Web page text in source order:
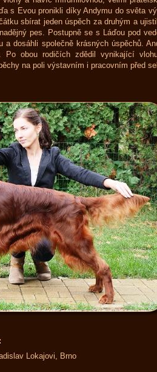
s Evou pronikli díky Andymu do světa
sbírat jeden úspěch za druhým a
pes. Postupně se s Láďou pod
dosáhli společně krásných úspěchů.
Po obou rodičích zdědil vynikající
na poli výstavním i pracovním před
Lokajovi, Brno